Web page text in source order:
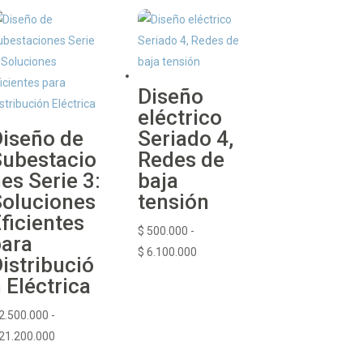
desde
$ 300.000
de
Serie 3:
Eléctrica
-
Rango
Diseño
eléctrico
Seriado 4,
Redes de
baja
tensión
$ 500.000 -
$ 6.100.000